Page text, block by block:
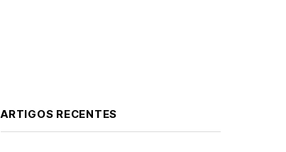
ARTIGOS RECENTES